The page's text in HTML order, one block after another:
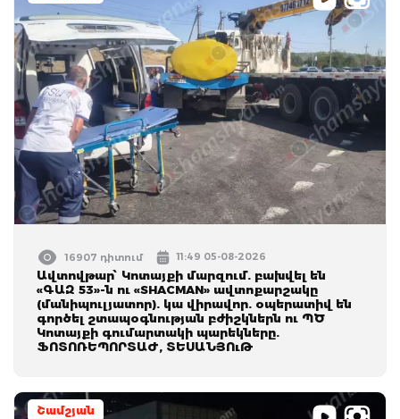
16907 դիտում 11:49 05-08-2026
Ավտովթար՝ Կոտայքի մարզում. բախվել են
«ԳԱԶ 53»-ն ու «SHACMAN» ավտոքարշակը
(մանիպուլյատոր). կա վիրավոր. օպերատիվ են
գործել շտապօգնության բժիշկներն ու ՊԾ
Կոտայքի գումարտակի պարեկները.
ՖՈՏՈՌԵՊՈՐՏԱԺ, ՏԵՍԱՆՅՈւԹ
Շամշյան